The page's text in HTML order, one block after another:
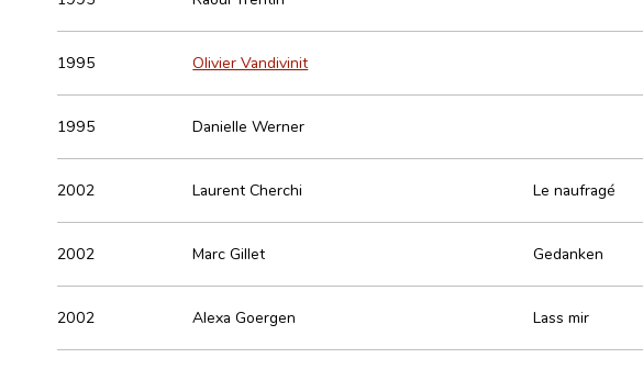
1995 Olivier Vandivinit
1995 Danielle Werner
2002 Laurent Cherchi Le naufragé
2002 Marc Gillet Gedanken
2002 Alexa Goergen Lass mir